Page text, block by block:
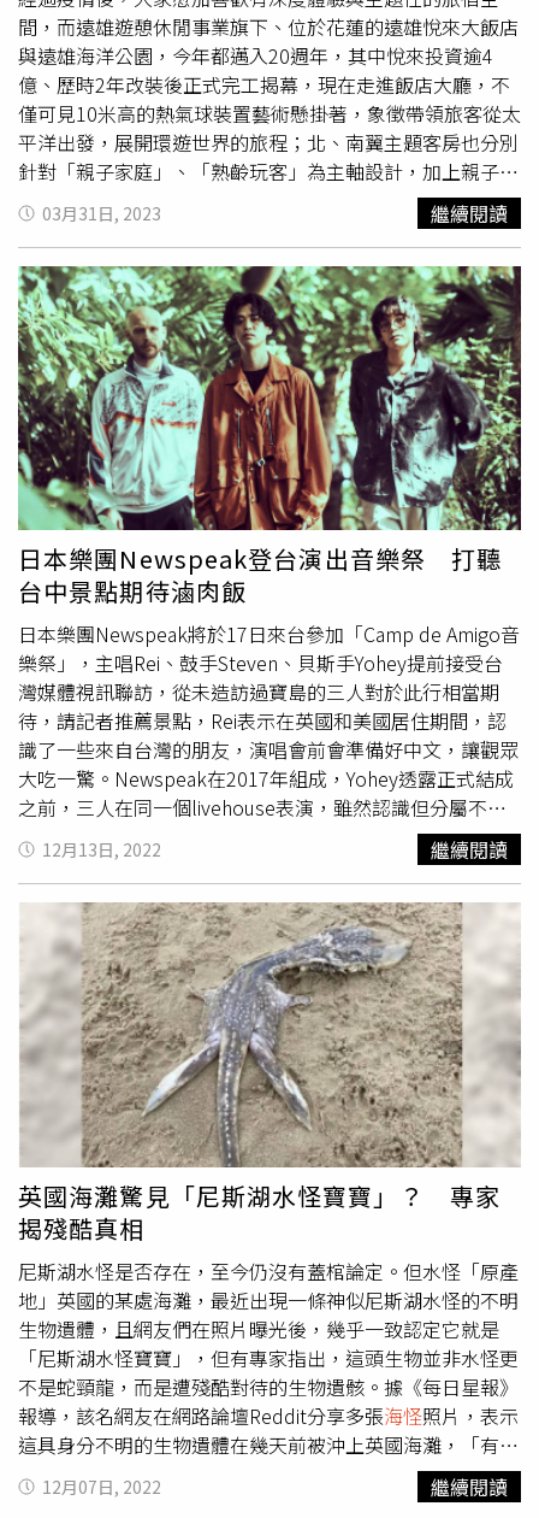
間，而遠雄遊憩休閒事業旗下、位於花蓮的遠雄悅來大飯店
與遠雄海洋公園，今年都邁入20週年，其中悅來投資逾4
億、歷時2年改裝後正式完工揭幕，現在走進飯店大廳，不
僅可見10米高的熱氣球裝置藝術懸掛著，象徵帶領旅客從太
平洋出發，展開環遊世界的旅程；北、南翼主題客房也分別
針對「親子家庭」、「熟齡玩客」為主軸設計，加上親子娛
樂中心「瑞奇活力館」、及有許多休閒課程的「悅沐館」2
大活動場館設立，讓飯店能打中不同年齡層族群。「悅來寰
宇發現客房」有兩大床+兩小床，設計上運用熱帶森林圖
騰，並擁有大面透光的起居空間。最多可容納6人的「悅來
寰宇探索客房」擁有平面與上下舖床型，加上投影裝備增加
更多住宿趣味。先說說客房，經整改後從原本的維多利亞復
古風，改成熱帶島嶼與非洲設計圖騰，更具有度假閒情。客
房均內建中英日語數位服務系統及整合花蓮店家優惠的
「Aiello小美犀」、illy Y3.3膠囊咖啡機，並與美國舊金山受
美國第一夫人賈桂林．甘迺迪等名人愛戴的精品香氛
AGRARIA合作，採用檸檬馬鞭草系列備品並打造專屬環保
袋，另針對親子旅客精選小王子系列友善備品。記者尤其推
薦適合親子的北翼探索庭園客房、悅來寰宇探索客房，將帳
篷搬進房內、打造成露營地，牆面活潑的動物圖騰、石頭坐
墊等都能感受大自然氛圍，房內更配有專屬投影設備，晚上
可以爽看電影；而南翼的發現庭園客房、悅來寰宇發現客房
型，則以森林山丘為靈感，加上南洋藤編沙發，呈現幽靜的
山居時光。房價部分，平日山景雙人房自8,150元起（含早
餐及海洋公園門票）；4/1～6/30也推出「花式春遊住房專
案」1泊2食12,500元起，專案包含發現主題客房住宿1晚
（含早、晚餐、來回接駁）、悅沐館－手沖咖啡課程和蜜蜂
生態導覽體驗或SUP遊程（行程二擇一），遠雄海洋公園門
票（住宿期間可連續兩日重複入園），另有2泊4食23,500
元起。「花式春遊住房專案」提供手沖咖啡課和蜜蜂生態導
覽，後者會到當地的「山海蜂情」讓遊客了解蜜蜂相關知
識。瑞奇活力館的「海怪試煉所」結合球池與遊戲設施，適
合5～12歲小朋友。而針對不同客群喜好，飯店除了有可一
覽270度太平洋海景的瑞奇活力館，提供室內外泳池、兒童
遊戲室、限時跑酷遊戲區、按摩水療池等空間，還有桌球、
撞球及健身房等設施，並推出DIY手作課程（預約制）、生
態導覽等滿足全齡兒童與青少年的親子活動設施；另外以遠
離喧囂、舒緩身心理念規劃的「悅沐館Le Space」，則開設
如瑜伽伸展、手沖咖啡等專業課程；此外，悅來同步成立戶
外探索專業領隊，規劃每季專屬行程，從鹽寮海岸SUP、夏
季潮玩溯溪、冬日野溪溫泉到在地小農體驗皆具。「杜甫茶
津」套餐可品飲到以瑞穗柚花烘焙的柚香綠茶、舞鶴冠軍蜜
香紅茶，搭配粵、滬精選菜式、燒味、炒飯等。再說到大家
關注的餐廳，結合新派粵、滬料理與台茶、地酒的「唐苑中
餐廳」，特別以唐朝三大詩人杜甫、孟浩然、李白為題，分
別對應茶、花蓮山海食材、酒入菜，搭配花東茶廠製茶、花
東釀造風味酒及紅白酒佐餐，例如「杜甫茶津」套餐中的
「蜜香茶控琥珀豚」靈感擷取自唐朝流行的胡餅，以舞鶴冠
軍蜜香紅茶搭配東坡肉與燒餅，清爽不膩口；「孟浩田香」
套餐的「山海原鄉金樽盞」則將鬼頭刀等花東漁獲加上芋頭
等做成焗烤派塔，底部還鋪上巧克力碎可沾取食用，餐廳套
餐價1,280元起，一泊二食的晚餐也可選擇在此享用。秋草
03月31日, 2023 繼續閱讀
日本樂團Newspeak登台演出音樂祭 打聽
台中景點期待滷肉飯
日本樂團Newspeak將於17日來台參加「Camp de Amigo音
樂祭」，主唱Rei、鼓手Steven、貝斯手Yohey提前接受台
灣媒體視訊聯訪，從未造訪過寶島的三人對於此行相當期
待，請記者推薦景點，Rei表示在英國和美國居住期間，認
識了一些來自台灣的朋友，演唱會前會準備好中文，讓觀眾
大吃一驚。Newspeak在2017年組成，Yohey透露正式結成
之前，三人在同一個livehouse表演，雖然認識但分屬不同
樂團，直到2017年Rei從英國回到日本，住很近的三人互相
邀請做音樂，最後才決定組成Newspeak。至於他們如何對
北極潑猴、鼓擊樂團，他受影響開始音樂之路；Yohey初中
愛上龐克樂，會為了聽音樂而翹課，還會將制服改寬改短，
Rei笑說像是不良少年；Steven則是從小大到一直喜歡音
樂。被汽車廣告看中作為廣告歌曲的〈Leviathan〉，歌名
來自《聖經》中的海怪，而他們創作的聖誕歌曲〈Ocean
Wind & Violet Waves〉也和海有關，Rei解釋〈Leviathan〉
其實和海沒有太大的關係，寫這首歌是因為他們處在疫情之
下看不見未來，音樂做得很辛苦，一直掙扎想要逃出，此時
加入了華納，有了新的夥伴，也從那個狀態中離開；而創作
〈Ocean Wind & Violet Waves〉時，Rei想讓頭腦放空去了
海邊，他認為海是所有的開端也是一切的結束，不變的存
在，和「家」有相似的意象。被問到是戶外派還是室內派，
Rei想了想說，他們寫歌都是在室內，但想轉換心情就會到
戶外，雖然都是關在錄音室創作，但他們的歌曲在戶外聽也
很適合。Yohey則笑說，最好的狀態是在海邊有房子，可以
窩在房子裡看著窗外景緻。他們此次將於台中麗寶樂園落羽
松林草原演出，三人同意live就是Newspeak一切，Steven
更是表示無法看到粉絲反應，做音樂會非常孤單。Rei好奇
詢問台灣演唱會的狀況，得知可以放聲尖叫期待感受觀眾的
熱情，Steven也想知道台灣人如何享受音樂祭。而除了表
演，Newspeak也想感受當地文化，Yohey透露小時候父親
12月13日, 2022 繼續閱讀
英國海灘驚見「尼斯湖水怪寶寶」？ 專家
揭殘酷真相
尼斯湖水怪是否存在，至今仍沒有蓋棺論定。但水怪「原產
地」英國的某處海灘，最近出現一條神似尼斯湖水怪的不明
生物遺體，且網友們在照片曝光後，幾乎一致認定它就是
「尼斯湖水怪寶寶」，但有專家指出，這頭生物並非水怪更
不是蛇頸龍，而是遭殘酷對待的生物遺骸。據《每日星報》
報導，該名網友在網路論壇Reddit分享多張海怪照片，表示
這具身分不明的生物遺體在幾天前被沖上英國海灘，「有沒
有人知道它是什麼」。貼文一曝光，網友們立刻就被清晰的
水怪照驚豔並發表看法，大多數人認為屍體頭部、四肢及尾
12月07日, 2022 繼續閱讀